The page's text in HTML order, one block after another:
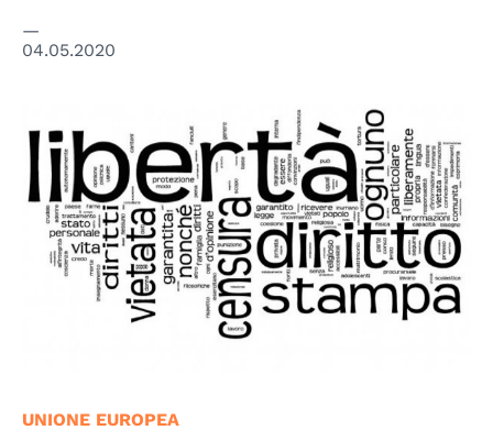
04.05.2020
UNIONE EUROPEA